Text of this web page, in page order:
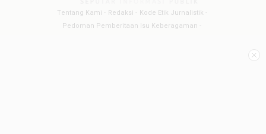
Tentang Kami Redaksi
Kode Etik Jurnalistik
Pedoman Pemberitaan Isu Keberagaman